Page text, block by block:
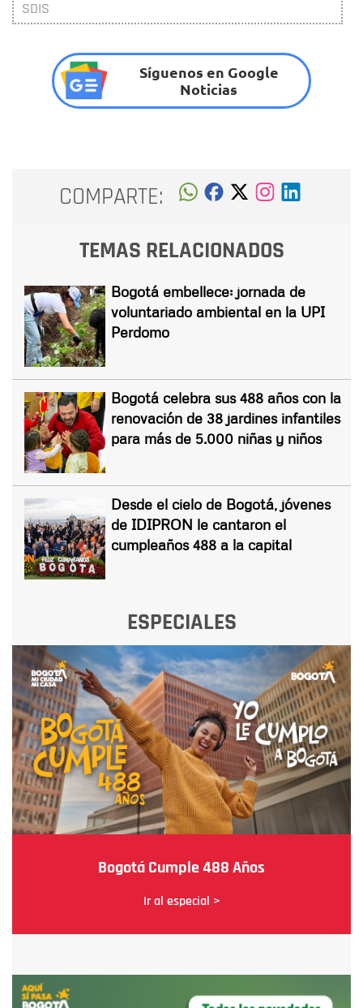
SDIS
Síguenos en Google
Noticias
COMPARTE:
TEMAS RELACIONADOS
Bogotá embellece: jornada de
voluntariado ambiental en la UPI
Perdomo
Bogotá celebra sus 488 años con la
renovación de 38 jardines infantiles
para más de 5.000 niñas y niños
Desde el cielo de Bogotá, jóvenes
de IDIPRON le cantaron el
cumpleaños 488 a la capital
ESPECIALES
Bogotá Cumple 488 Años
Ir al especial >